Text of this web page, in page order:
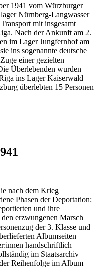
1941 vom Würzburger
Nürnberg-Langwasser
mit insgesamt
Nach der Ankunft am 2.
im Lager Jungfernhof am
ins sogenannte deutsche
einer gezielten
Überlebenden wurden
ins Lager Kaiserwald
überlebten 15 Personen
nach dem Krieg
Phasen der Deportation:
und ihre
erzwungenen Marsch
der 3. Klasse und
Albumseiten
handschriftlich
im Staatsarchiv
Reihenfolge im Album